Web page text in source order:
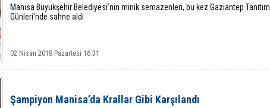
Manisa Büyükşehir Belediyesi’nin minik semazenleri, bu kez Gaziantep Tanıtım
Günleri’nde sahne aldı
02 Nisan 2018 Pazartesi 16:31
Şampiyon Manisa’da Krallar Gibi Karşılandı